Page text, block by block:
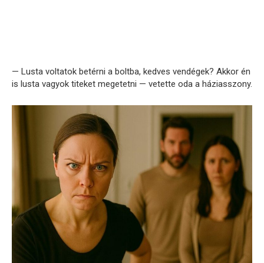
— Lusta voltatok betérni a boltba, kedves vendégek? Akkor én
is lusta vagyok titeket megetetni — vetette oda a háziasszony.